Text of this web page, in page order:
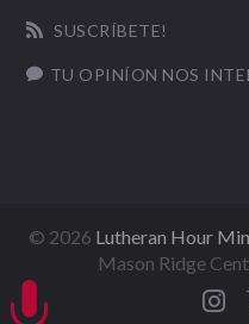
 SUSCRÍBETE!
 TU OPINÍON NOS
© 2026 Lutheran Hour
Mason Ridge

